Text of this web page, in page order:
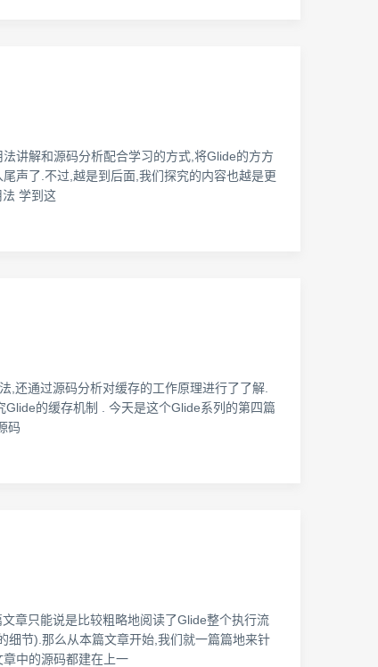
讲解和源码分析配合学习的方式,将Glide的方方
声了.不过,越是到后面,我们探究的内容也越是更
学到这
,还通过源码分析对缓存的工作原理进行了了解.
的缓存机制 . 今天是这个Glide系列的第四篇
码
章只能说是比较粗略地阅读了Glide整个执行流
细节).那么从本篇文章开始,我们就一篇篇地来针
中的源码都建在上一